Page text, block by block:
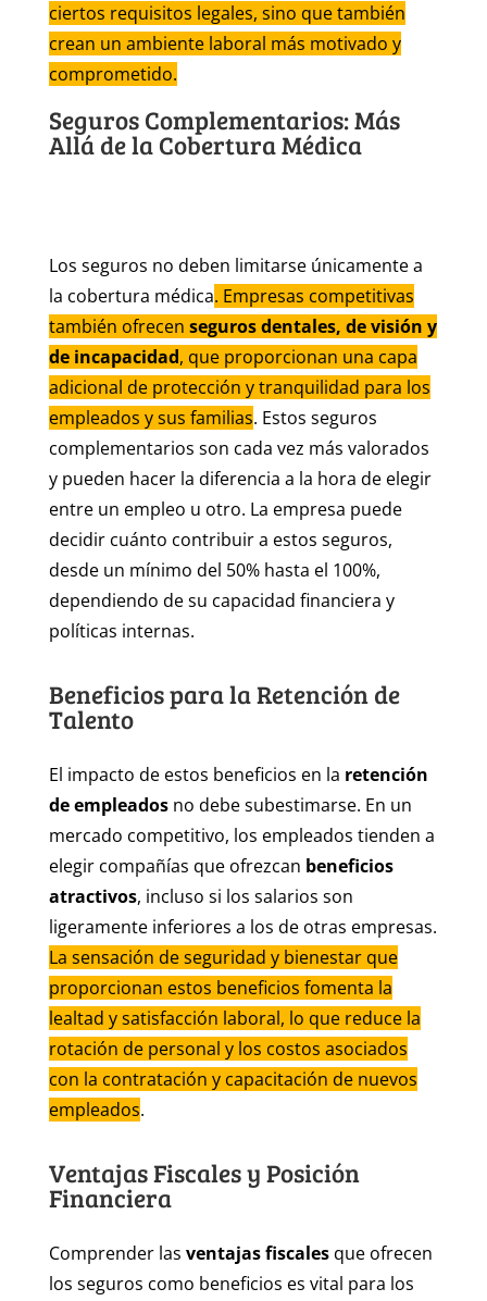
ciertos requisitos legales, sino que también
crean un ambiente laboral más motivado y
comprometido.
Seguros Complementarios: Más
Allá de la Cobertura Médica
Los seguros no deben limitarse únicamente a
la cobertura médica. Empresas competitivas
también ofrecen seguros dentales, de visión y
de incapacidad, que proporcionan una capa
adicional de protección y tranquilidad para los
empleados y sus familias. Estos seguros
complementarios son cada vez más valorados
y pueden hacer la diferencia a la hora de elegir
entre un empleo u otro. La empresa puede
decidir cuánto contribuir a estos seguros,
desde un mínimo del 50% hasta el 100%,
dependiendo de su capacidad financiera y
políticas internas.
Beneficios para la Retención de
Talento
El impacto de estos beneficios en la retención
de empleadosno debe subestimarse. En un
mercado competitivo, los empleados tienden a
elegir compañías que ofrezcan beneficios
atractivos, incluso si los salarios son
ligeramente inferiores a los de otras empresas.
La sensación de seguridad y bienestar que
proporcionan estos beneficios fomenta la
lealtad y satisfacción laboral, lo que reduce la
rotación de personal y los costos asociados
con la contratación y capacitación de nuevos
empleados.
Ventajas Fiscales y Posición
Financiera
Comprender las ventajas fiscalesque ofrecen
los seguros como beneficios es vital para los